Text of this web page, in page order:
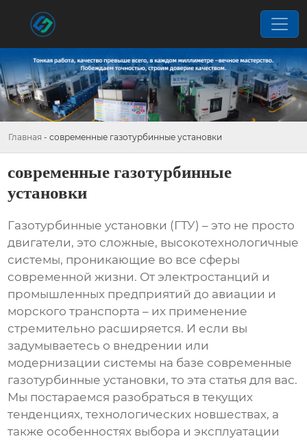
Главная - современные газотурбинные установки
современные газотурбинные
установки
Газотурбинные установки (ГТУ) – это не просто
двигатели, это сложные, высокотехнологичные
системы, проникающие во все сферы
современной жизни. От электростанций и
промышленных предприятий до авиации и
морского транспорта – их применение
стремительно расширяется. И если вы
задумываетесь о внедрении или
модернизации системы на базе современные
газотурбинные установки, то эта статья для вас.
Мы постараемся разобраться в текущих
тенденциях, технологических новшествах, а
также особенностях выбора и эксплуатации